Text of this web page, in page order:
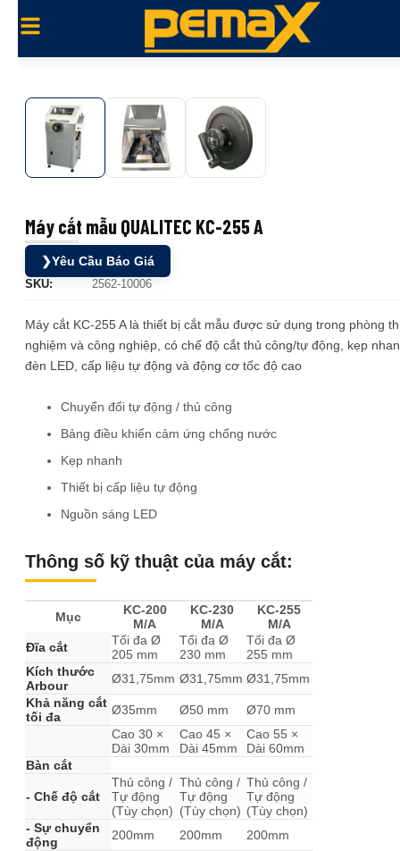
Máy cắt mẫu QUALITEC KC-255 A
❯Yêu Cầu Báo Giá
SKU: 2562-10006
Máy cắt KC-255 A là thiết bị cắt mẫu được sử dụng trong phòng
nghiệm và công nghiệp, có chế độ cắt thủ công/tự động, kẹp
đèn LED, cấp liệu tự động và động cơ tốc độ cao
Chuyển đổi tự động / thủ công
Bảng điều khiển cảm ứng chống nước
Kẹp nhanh
Thiết bị cấp liệu tự động
Nguồn sáng LED
Thông số kỹ thuật của máy cắt:
Mục
KC-200
M/A
KC-230
M/A
KC-255
M/A
Đĩa cắt
Tối đa Ø
205 mm
Tối đa Ø
230 mm
Tối đa Ø
255 mm
Kích thước
Arbour
Ø31,75mm Ø31,75mm Ø31,75mm
Khả năng cắt
tối đa
Ø35mm Ø50 mm
Ø70 mm
Cao 30 ×
Dài 30mm
Cao 45 ×
Dài 45mm
Cao 55 ×
Dài 60mm
Bàn cắt
- Chế độ cắt
Thủ công /
Tự động
(Tùy chọn)
Thủ công /
Tự động
(Tùy chọn)
Thủ công /
Tự động
(Tùy chọn)
- Sự chuyển
động
200mm 200mm 200mm